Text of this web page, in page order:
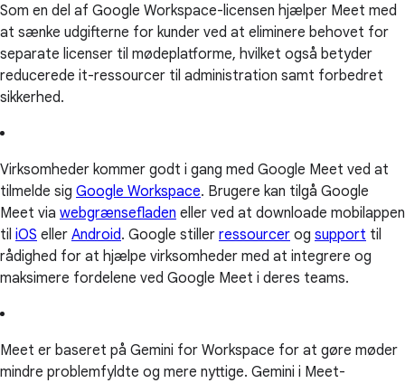
Som en del af Google Workspace-licensen hjælper Meet med
at sænke udgifterne for kunder ved at eliminere behovet for
separate licenser til mødeplatforme, hvilket også betyder
reducerede it-ressourcer til administration samt forbedret
sikkerhed.
Virksomheder kommer godt i gang med Google Meet ved at
tilmelde sig Google Workspace. Brugere kan tilgå Google
Meet via webgrænsefladen eller ved at downloade mobilappen
til iOS eller Android. Google stiller ressourcer og support til
rådighed for at hjælpe virksomheder med at integrere og
maksimere fordelene ved Google Meet i deres teams.
Meet er baseret på Gemini for Workspace for at gøre møder
mindre problemfyldte og mere nyttige. Gemini i Meet-